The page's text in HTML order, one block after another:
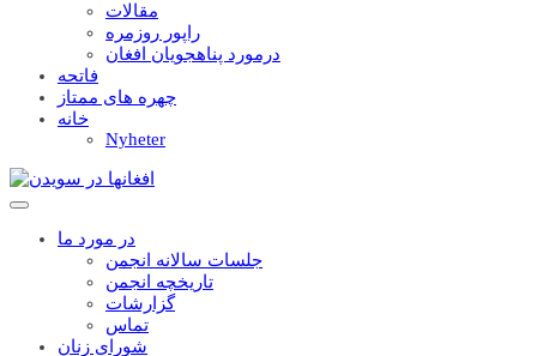
مقالات
راپور روزمره
درمورد پناهجويان افغان
فاتحه
چهره های ممتاز
خانه
Nyheter
در مورد ما
جلسات سالانه انجمن
تاریخچه انجمن
گزارشات
تماس
شوراي زنان